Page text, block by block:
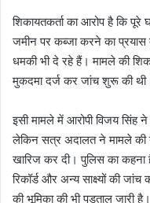
शिकायतकर्ता का आरोप है कि पूरे
जमीन पर कब्जा करने का
धमकी भी दे रहे हैं। मामले की
मुकदमा दर्ज कर जांच शुरू की
इसी मामले में आरोपी विजय सिंह
लेकिन सत्र अदालत ने मामले की
खारिज कर दी। पुलिस का कहना
रिकॉर्ड और अन्य साक्ष्यों की
की भूमिका की भी पड़ताल जारी है।